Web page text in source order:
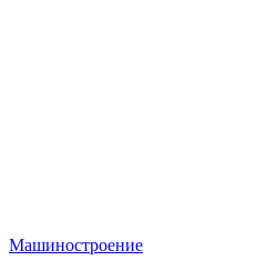
Машиностроение